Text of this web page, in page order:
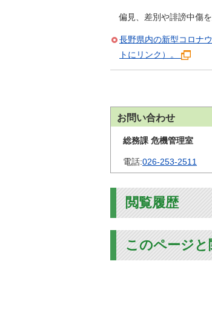
偏見、差別や誹謗中傷を
長野県内の新型コロナ
トにリンク）。
お問い合わせ
総務課 危機管理室
電話:026-253-2511
閲覧履歴
このページ